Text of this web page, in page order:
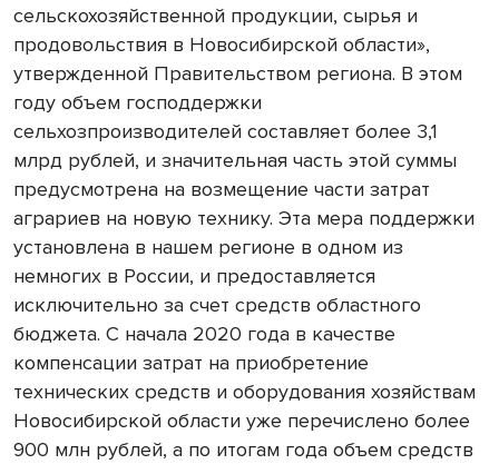
сельскохозяйственной продукции, сырья и
продовольствия в Новосибирской области»,
утвержденной Правительством региона. В этом
году объем господдержки
сельхозпроизводителей составляет более 3,1
млрд рублей, и значительная часть этой суммы
предусмотрена на возмещение части затрат
аграриев на новую технику. Эта мера поддержки
установлена в нашем регионе в одном из
немногих в России, и предоставляется
исключительно за счет средств областного
бюджета. С начала 2020 года в качестве
компенсации затрат на приобретение
технических средств и оборудования хозяйствам
Новосибирской области уже перечислено более
900 млн рублей, а по итогам года объем средств